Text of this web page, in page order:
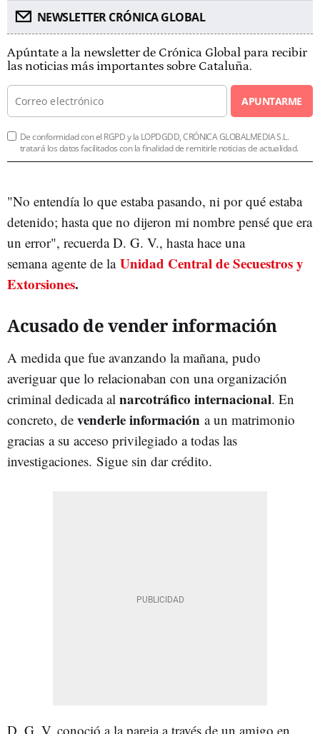
NEWSLETTER CRÓNICA GLOBAL
Apúntate a la newsletter de Crónica Global para recibir
las noticias más importantes sobre Cataluña.
APUNTARME
De conformidad con el RGPD y la LOPDGDD, CRÓNICA GLOBALMEDIA S.L.
tratará los datos facilitados con la finalidad de remitirle noticias de actualidad.
"No entendía lo que estaba pasando, ni por qué estaba
detenido; hasta que no dijeron mi nombre pensé que era
un error", recuerda D. G. V., hasta hace una
semana agente de la Unidad Central de Secuestros y
Extorsiones.
Acusado de vender información
A medida que fue avanzando la mañana, pudo
averiguar que lo relacionaban con una organización
criminal dedicada al narcotráfico internacional. En
concreto, de venderle información a un matrimonio
gracias a su acceso privilegiado a todas las
investigaciones. Sigue sin dar crédito.
D. G. V. conoció a la pareja a través de un amigo en